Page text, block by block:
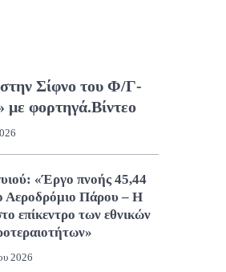
Σίφνο του Φ/Γ-
φορτηγά.Βίντεο
«Έργο πνοής 45,44
Αεροδρόμιο Πάρου – Η
επίκεντρο των εθνικών
2026